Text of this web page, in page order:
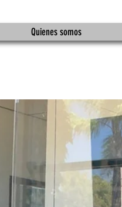
Quienes somos